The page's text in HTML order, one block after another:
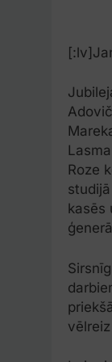
Roze
kasēs